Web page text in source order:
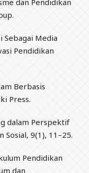
dan Pendidikan
Sebagai Media
Pendidikan
Berbasis
Press.
dalam Perspektif
Sosial, 9(1), 11–25.
Pendidikan
dan